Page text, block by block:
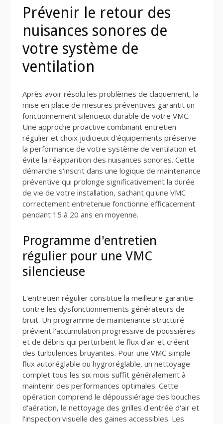
Prévenir le retour des
nuisances sonores de
votre système de
ventilation
Après avoir résolu les problèmes de claquement, la
mise en place de mesures préventives garantit un
fonctionnement silencieux durable de votre VMC.
Une approche proactive combinant entretien
régulier et choix judicieux d'équipements préserve
la performance de votre système de ventilation et
évite la réapparition des nuisances sonores. Cette
démarche s'inscrit dans une logique de maintenance
préventive qui prolonge significativement la durée
de vie de votre installation, sachant qu'une VMC
correctement entretenue fonctionne efficacement
pendant 15 à 20 ans en moyenne.
Programme d'entretien
régulier pour une VMC
silencieuse
L'entretien régulier constitue la meilleure garantie
contre les dysfonctionnements générateurs de
bruit. Un programme de maintenance structuré
prévient l'accumulation progressive de poussières
et de débris qui perturbent le flux d'air et créent
des turbulences bruyantes. Pour une VMC simple
flux autoréglable ou hygroréglable, un nettoyage
complet tous les six mois suffit généralement à
maintenir des performances optimales. Cette
opération comprend le dépoussiérage des bouches
d'aération, le nettoyage des grilles d'entrée d'air et
l'inspection visuelle des gaines accessibles. Les